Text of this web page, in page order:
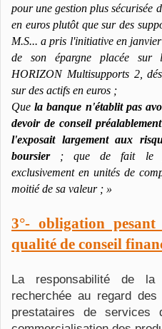
pour une gestion plus sécurisée
en euros plutôt que sur des
M.S... a pris l'initiative en
de son épargne placée sur
HORIZON Multisupports 2,
sur des actifs en euros ;
Quela banque n'établit pas
devoir de conseil
l'exposait largement aux
boursier; que de fait le
exclusivement en unités de
moitié de sa valeur ; »
3°- obligation
qualité de conseil
La responsabilité de
recherchée au regard
prestataires de services